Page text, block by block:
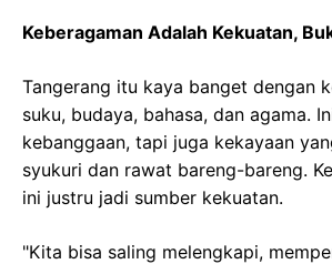
Keberagaman Adalah Kekuatan,
Tangerang itu kaya banget dengan
suku, budaya, bahasa, dan agama.
kebanggaan, tapi juga kekayaan
syukuri dan rawat bareng-bareng.
ini justru jadi sumber kekuatan.
"Kita bisa saling melengkapi,